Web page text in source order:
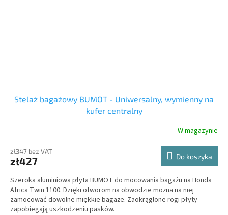
Stelaż bagażowy BUMOT - Uniwersalny, wymienny na
kufer centralny
W magazynie
zł347 bez VAT
zł427 Do koszyka
Szeroka aluminiowa płyta BUMOT do mocowania bagażu na Honda
Africa Twin 1100. Dzięki otworom na obwodzie można na niej
zamocować dowolne miękkie bagaże. Zaokrąglone rogi płyty
zapobiegają uszkodzeniu pasków.